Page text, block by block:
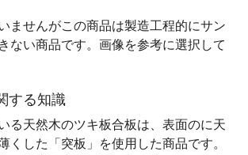
ませんがこの商品は製造工程的にサン
ない商品です。画像を参考に選択して
する知識
る天然木のツキ板合板は、表面のに天
くした「突板」を使用した商品です。